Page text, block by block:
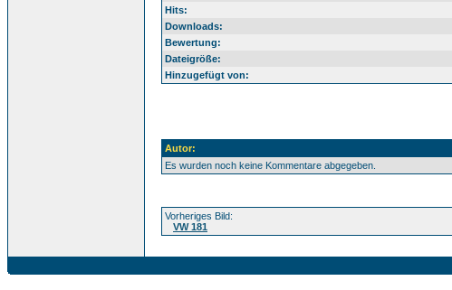
Hits:
Downloads:
Bewertung:
Dateigröße:
Hinzugefügt von:
Autor:
Es wurden noch keine Kommentare abgegeben.
Vorheriges Bild:
VW 181